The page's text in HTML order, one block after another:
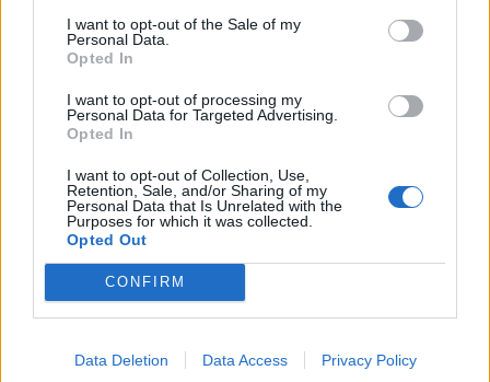
I want to opt-out of the Sale of my
Personal Data.
Opted In
I want to opt-out of processing my
Personal Data for Targeted Advertising.
Opted In
I want to opt-out of Collection, Use,
Retention, Sale, and/or Sharing of my
Personal Data that Is Unrelated with the
Purposes for which it was collected.
Opted Out
CONFIRM
Data Deletion Data Access Privacy Policy
χαρτοφυλάκιο έργων ΑΠΕ άνω των 2
GW
South Ring Mall
7 Αυγούστου 2026
Η Deloitte Ελλάδος αποκλειστικός
χρηματοοικονομικός σύμβουλος του
Ομίλου ΔΕΗ
7 Αυγούστου 2026